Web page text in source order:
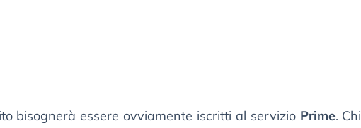
bisognerà essere ovviamente iscritti al servizio Prime. Chi